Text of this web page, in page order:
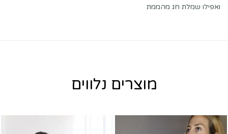
ואפילו שמלת חג מהממת
מוצרים נלווים